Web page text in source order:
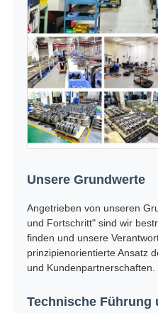
Unsere Grundwerte
Angetrieben von unseren
und Fortschritt" sind wir
finden und unsere
prinzipienorientierte Ansatz
und Kundenpartnerschaften.
Technische Führung